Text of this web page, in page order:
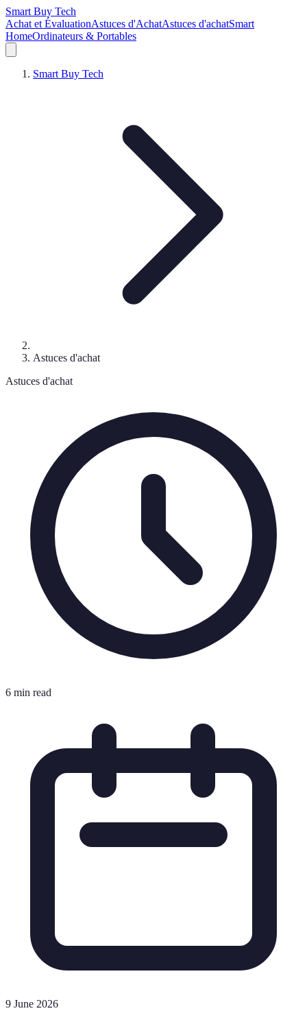
Smart Buy Tech
Achat et ÉvaluationAstuces d'AchatAstuces d'achatSmart
HomeOrdinateurs & Portables
Smart Buy Tech
Astuces d'achat
Astuces d'achat
6 min read
9 June 2026